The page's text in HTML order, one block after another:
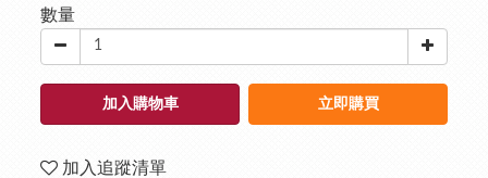
數量
加入購物車 立即購買
加入追蹤清單